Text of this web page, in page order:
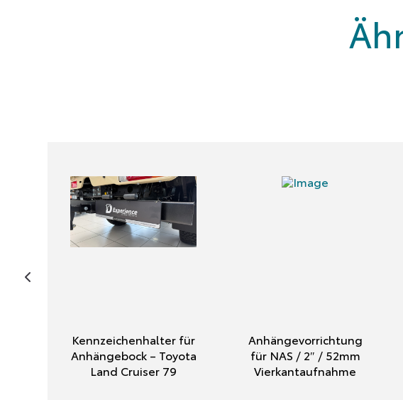
Kennzeichenhalter für
Anhängebock – Toyota
Land Cruiser 79
Anhängevorrichtung
für NAS / 2″ / 52mm
Vierkantaufnahme